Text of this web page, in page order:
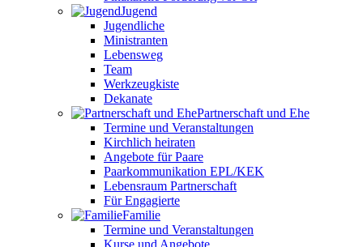
Jugend
Jugendliche
Ministranten
Lebensweg
Team
Werkzeugkiste
Dekanate
Partnerschaft und Ehe
Termine und Veranstaltungen
Kirchlich heiraten
Angebote für Paare
Paarkommunikation EPL/KEK
Lebensraum Partnerschaft
Für Engagierte
Familie
Termine und Veranstaltungen